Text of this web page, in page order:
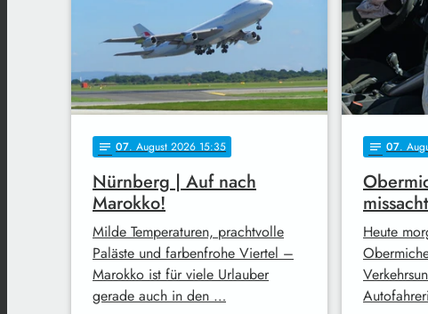
notes 07. August 2026 15:35
Nürnberg | Auf nach
Marokko!
Milde Temperaturen, prachtvolle
Paläste und farbenfrohe Viertel –
Marokko ist für viele Urlauber
gerade auch in den …
notes 07.
Heute